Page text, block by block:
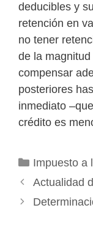
deducibles y
retención en
no tener
de la
compensar
posteriores
inmediato
crédito es
Categorías
Impuesto a
Actualidad